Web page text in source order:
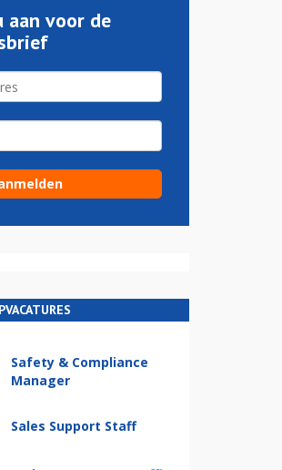
aan voor de
Safety & Compliance
Manager
Sales Support Staff